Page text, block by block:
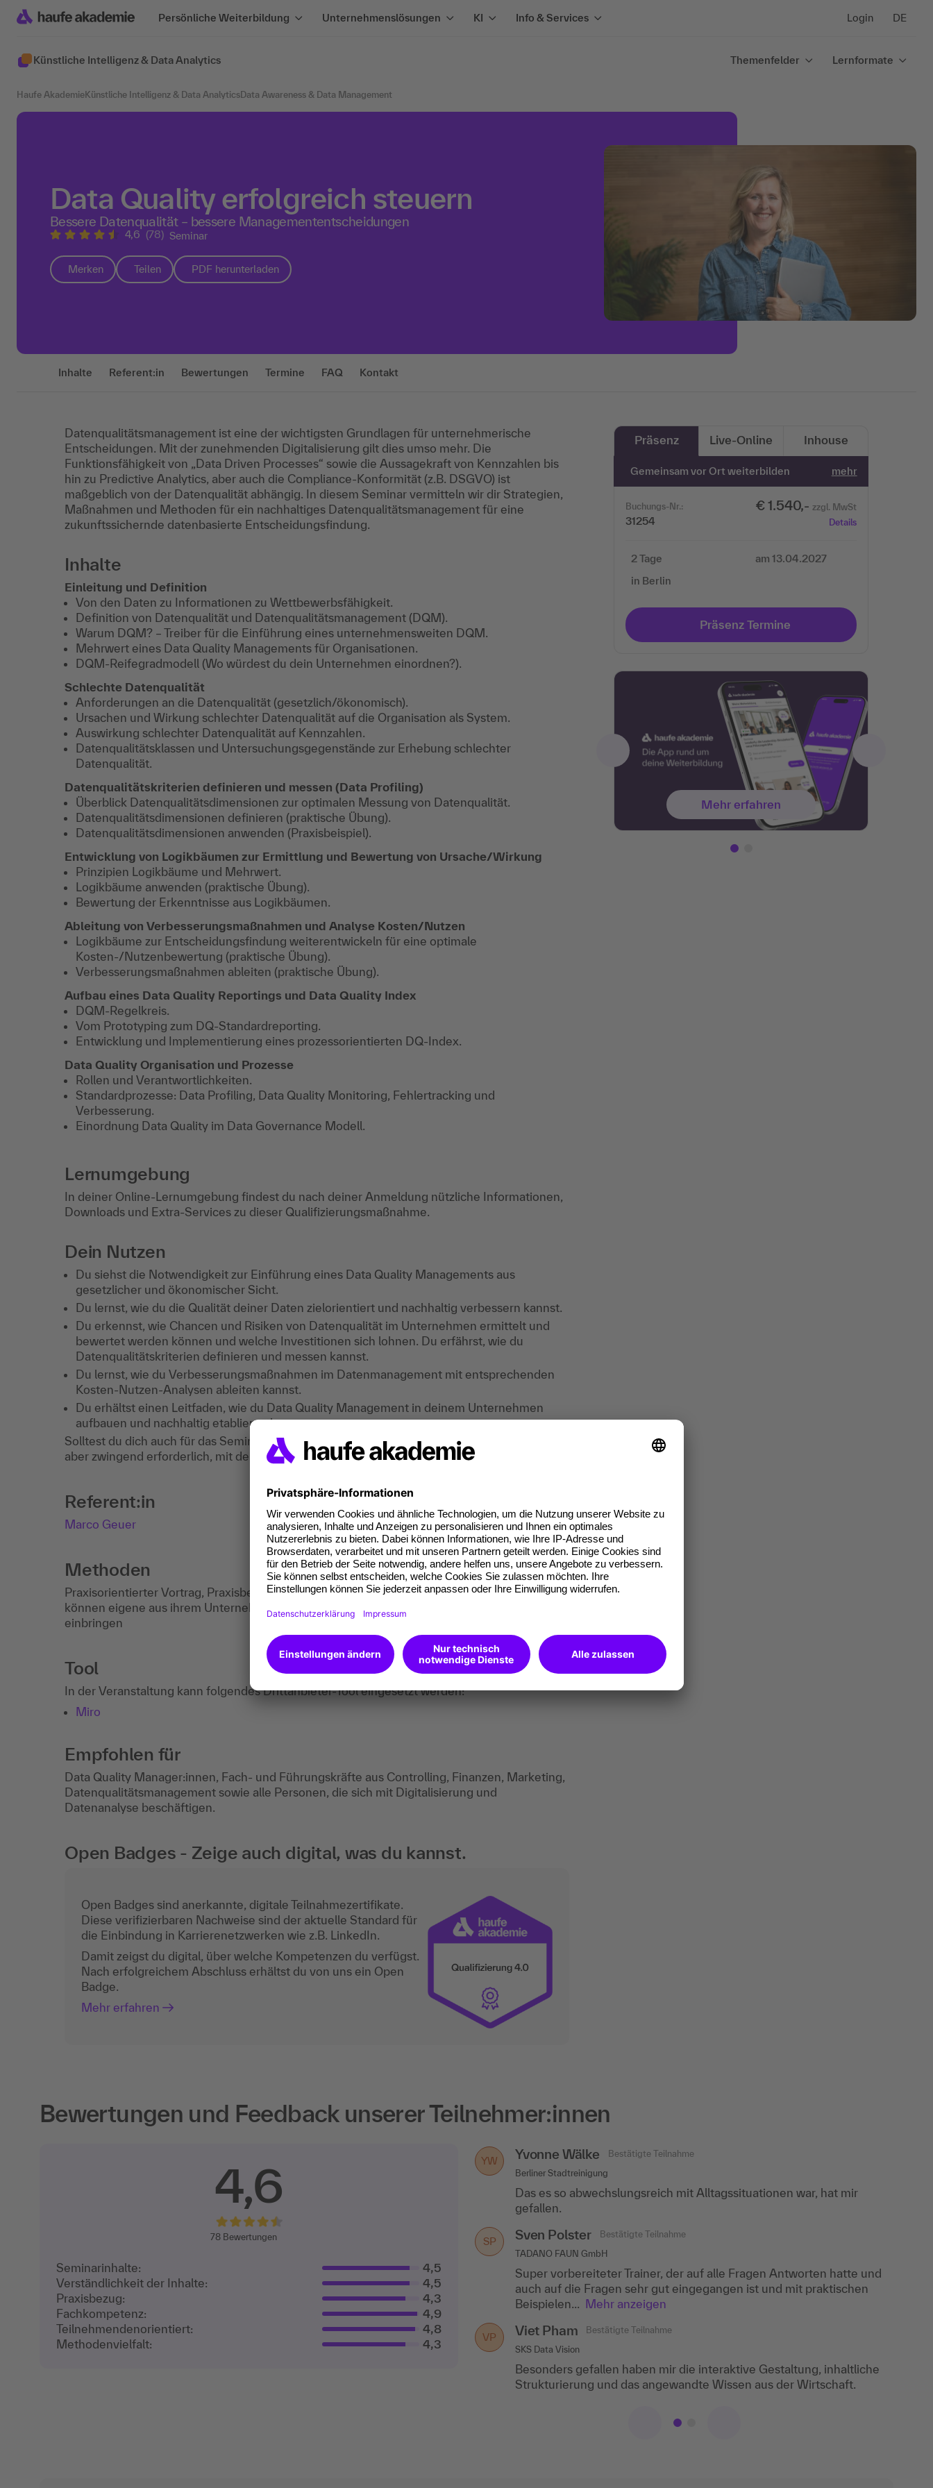
Persönliche Weiterbildung Unternehmenslösungen KI Info & Services Login DE
Künstliche Intelligenz & Data Analytics Themenfelder Lernformate
Haufe Akademie Künstliche Intelligenz & Data Analytics Data Awareness & Data Management
Data Quality erfolgreich steuern
Bessere Datenqualität – bessere Managemententscheidungen
4,6 (78) Seminar
Merken Teilen PDF herunterladen
Inhalte Referent:in Bewertungen Termine FAQ Kontakt
Datenqualitätsmanagement ist eine der wichtigsten Grundlagen für unternehmerische
Entscheidungen. Mit der zunehmenden Digitalisierung gilt dies umso mehr. Die
Funktionsfähigkeit von „Data Driven Processes“ sowie die Aussagekraft von Kennzahlen bis
hin zu Predictive Analytics, aber auch die Compliance-Konformität (z.B. DSGVO) ist
maßgeblich von der Datenqualität abhängig. In diesem Seminar vermitteln wir dir Strategien,
Maßnahmen und Methoden für ein nachhaltiges Datenqualitätsmanagement für eine
zukunftssichernde datenbasierte Entscheidungsfindung.
Inhalte
Einleitung und Definition
Von den Daten zu Informationen zu Wettbewerbsfähigkeit.
Definition von Datenqualität und Datenqualitätsmanagement (DQM).
Warum DQM? – Treiber für die Einführung eines unternehmensweiten DQM.
Mehrwert eines Data Quality Managements für Organisationen.
DQM-Reifegradmodell (Wo würdest du dein Unternehmen einordnen?).
Schlechte Datenqualität
Anforderungen an die Datenqualität (gesetzlich/ökonomisch).
Ursachen und Wirkung schlechter Datenqualität auf die Organisation als System.
Auswirkung schlechter Datenqualität auf Kennzahlen.
Datenqualitätsklassen und Untersuchungsgegenstände zur Erhebung schlechter
Datenqualität.
Datenqualitätskriterien definieren und messen (Data Profiling)
Überblick Datenqualitätsdimensionen zur optimalen Messung von Datenqualität.
Datenqualitätsdimensionen definieren (praktische Übung).
Datenqualitätsdimensionen anwenden (Praxisbeispiel).
Entwicklung von Logikbäumen zur Ermittlung und Bewertung von Ursache/Wirkung
Prinzipien Logikbäume und Mehrwert.
Logikbäume anwenden (praktische Übung).
Bewertung der Erkenntnisse aus Logikbäumen.
Ableitung von Verbesserungsmaßnahmen und Analyse Kosten/Nutzen
Logikbäume zur Entscheidungsfindung weiterentwickeln für eine optimale
Kosten-/Nutzenbewertung (praktische Übung).
Verbesserungsmaßnahmen ableiten (praktische Übung).
Aufbau eines Data Quality Reportings und Data Quality Index
DQM-Regelkreis.
Vom Prototyping zum DQ-Standardreporting.
Entwicklung und Implementierung eines prozessorientierten DQ-Index.
Data Quality Organisation und Prozesse
Rollen und Verantwortlichkeiten.
Standardprozesse: Data Profiling, Data Quality Monitoring, Fehlertracking und
Verbesserung.
Einordnung Data Quality im Data Governance Modell.
Lernumgebung
In deiner Online-Lernumgebung findest du nach deiner Anmeldung nützliche Informationen,
Downloads und Extra-Services zu dieser Qualifizierungsmaßnahme.
Dein Nutzen
Du siehst die Notwendigkeit zur Einführung eines Data Quality Managements aus
gesetzlicher und ökonomischer Sicht.
Du lernst, wie du die Qualität deiner Daten zielorientiert und nachhaltig verbessern kannst.
Du erkennst, wie Chancen und Risiken von Datenqualität im Unternehmen ermittelt und
bewertet werden können und welche Investitionen sich lohnen. Du erfährst, wie du
Datenqualitätskriterien definieren und messen kannst.
Du lernst, wie du Verbesserungsmaßnahmen im Datenmanagement mit entsprechenden
Kosten-Nutzen-Analysen ableiten kannst.
Du erhältst einen Leitfaden, wie du Data Quality Management in deinem Unternehmen
aufbauen und nachhaltig etablieren kannst.
Solltest du dich auch für das Seminar 'Data Governance' interessieren, ist es sinnvoll, nicht
aber zwingend erforderlich, mit dem Seminar 'Data Governance' zu starten.
Referent:in
Marco Geuer
Methoden
Praxisorientierter Vortrag, Praxisbeispiele, Diskussion, Leitfaden. Die Teilnehmer:innen
können eigene aus ihrem Unternehmen bekannte Datenqualitäts-Fragestellungen
einbringen
Tool
In der Veranstaltung kann folgendes Drittanbieter-Tool eingesetzt werden:
Miro
Empfohlen für
Data Quality Manager:innen, Fach- und Führungskräfte aus Controlling, Finanzen, Marketing,
Datenqualitätsmanagement sowie alle Personen, die sich mit Digitalisierung und
Datenanalyse beschäftigen.
Open Badges - Zeige auch digital, was du kannst.
Open Badges sind anerkannte, digitale Teilnahmezertifikate.
Diese verifizierbaren Nachweise sind der aktuelle Standard für
die Einbindung in Karrierenetzwerken wie z.B. LinkedIn.
Damit zeigst du digital, über welche Kompetenzen du verfügst.
Nach erfolgreichem Abschluss erhältst du von uns ein Open
Badge.
Mehr erfahren
Präsenz Live-Online Inhouse
Gemeinsam vor Ort weiterbilden mehr
Buchungs-Nr.:
31254
€ 1.540,- zzgl. MwSt
Details
2 Tage
in Berlin
am 13.04.2027
Präsenz Termine
Mehr erfahren
Bewertungen und Feedback unserer Teilnehmer:innen
4,6
78Bewertungen
Seminarinhalte:
4,5
Verständlichkeit der Inhalte:
4,5
Praxisbezug:
4,3
Fachkompetenz:
4,9
Teilnehmenden­orientiert:
4,8
Methodenvielfalt:
4,3
YW Yvonne Wälke
Bestätigte Teilnahme
Berliner Stadtreinigung
Das es so abwechslungsreich mit Alltagssituationen war, hat mir
gefallen.
SP Sven Polster
Bestätigte Teilnahme
TADANO FAUN GmbH
Super vorbereiteter Trainer, der auf alle Fragen Antworten hatte und
auch auf die Fragen sehr gut eingegangen ist und mit praktischen
Beispielen...
Mehr anzeigen
VP Viet Pham
Bestätigte Teilnahme
SKS Data Vision
Besonders gefallen haben mir die interaktive Gestaltung, inhaltliche
Strukturierung und das angewandte Wissen aus der Wirtschaft.
RD Renke Dinklage
Bestätigte Teilnahme
EWE Tel GmbH
Sehr versierter Referent, der das Thema verständlich rübergebracht
hat. Die Aufgaben haben das Thema greifbar gemacht sowie der